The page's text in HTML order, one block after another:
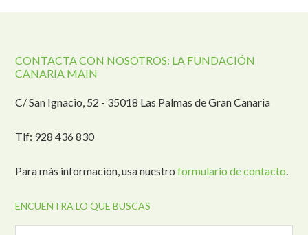
CONTACTA CON NOSOTROS: LA FUNDACIÓN
CANARIA MAIN
C/ San Ignacio, 52 - 35018 Las Palmas de Gran Canaria
Tlf: 928 436 830
Para más información, usa nuestroformulario de contacto.
ENCUENTRA LO QUE BUSCAS